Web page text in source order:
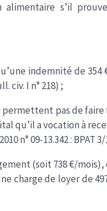
s’il
indemnité de 354
civ. I n° 218) ;
pas de
qu’il a vocation à
n° 09-13.342 : BPAT
(soit 738 €/
charge de loyer de